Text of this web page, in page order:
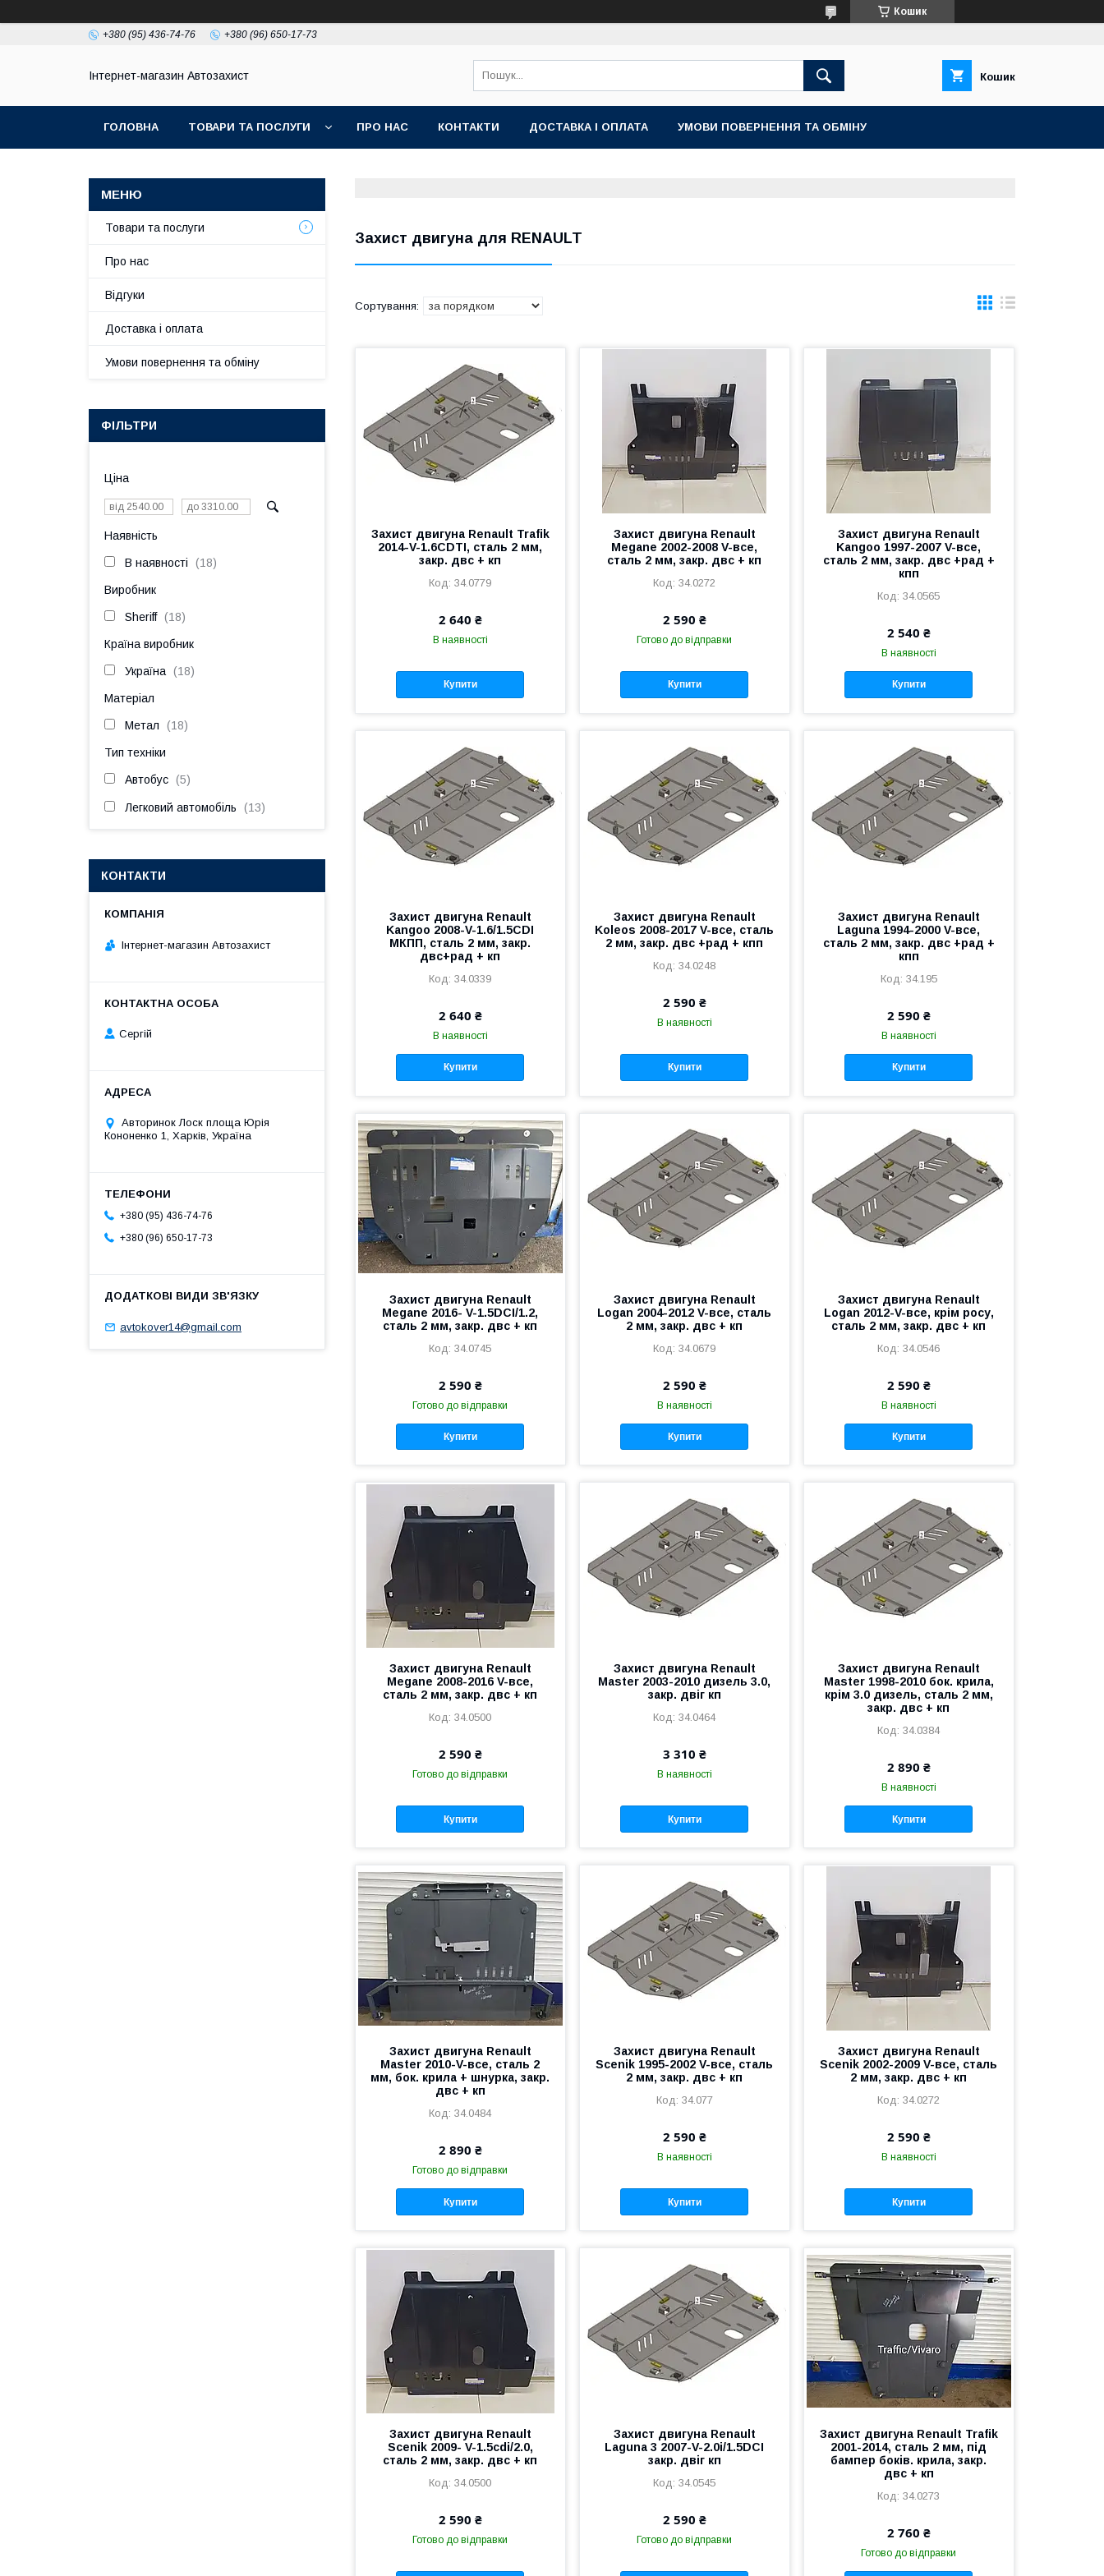
Кошик
+380 (95) 436-74-76 +380 (96) 650-17-73
Інтернет-магазин Автозахист Кошик
ГОЛОВНА ТОВАРИ ТА ПОСЛУГИ ПРО НАС КОНТАКТИ ДОСТАВКА І ОПЛАТА УМОВИ ПОВЕРНЕННЯ ТА ОБМІНУ
Захист двигуна для RENAULT
Захист двигуна Renault Trafik
2014-V-1.6CDTI, сталь 2 мм,
закр. двс + кп
34.0779
2 640 ₴
В наявності
Купити
Захист двигуна Renault
Megane 2002-2008 V-все,
сталь 2 мм, закр. двс + кп
34.0272
2 590 ₴
Готово до відправки
Купити
Захист двигуна Renault
Kangoo 1997-2007 V-все,
сталь 2 мм, закр. двс +рад +
кпп
34.0565
2 540 ₴
В наявності
Купити
Захист двигуна Renault
Kangoo 2008-V-1.6/1.5CDI
МКПП, сталь 2 мм, закр.
двс+рад + кп
34.0339
2 640 ₴
В наявності
Купити
Захист двигуна Renault
Koleos 2008-2017 V-все, сталь
2 мм, закр. двс +рад + кпп
34.0248
2 590 ₴
В наявності
Купити
Захист двигуна Renault
Laguna 1994-2000 V-все,
сталь 2 мм, закр. двс +рад +
кпп
34.195
2 590 ₴
В наявності
Купити
Захист двигуна Renault
Megane 2016- V-1.5DCI/1.2,
сталь 2 мм, закр. двс + кп
34.0745
2 590 ₴
Готово до відправки
Купити
Захист двигуна Renault
Logan 2004-2012 V-все, сталь
2 мм, закр. двс + кп
34.0679
2 590 ₴
В наявності
Купити
Захист двигуна Renault
Logan 2012-V-все, крім росу,
сталь 2 мм, закр. двс + кп
34.0546
2 590 ₴
В наявності
Купити
Захист двигуна Renault
Megane 2008-2016 V-все,
сталь 2 мм, закр. двс + кп
34.0500
2 590 ₴
Готово до відправки
Купити
Захист двигуна Renault
Master 2003-2010 дизель 3.0,
закр. двіг кп
34.0464
3 310 ₴
В наявності
Купити
Захист двигуна Renault
Master 1998-2010 бок. крила,
крім 3.0 дизель, сталь 2 мм,
закр. двc + кп
34.0384
2 890 ₴
В наявності
Купити
Захист двигуна Renault
Master 2010-V-все, сталь 2
мм, бок. крила + шнурка, закр.
двс + кп
34.0484
2 890 ₴
Готово до відправки
Купити
Захист двигуна Renault
Scenik 1995-2002 V-все, сталь
2 мм, закр. двс + кп
34.077
2 590 ₴
В наявності
Купити
Захист двигуна Renault
Scenik 2002-2009 V-все, сталь
2 мм, закр. двс + кп
34.0272
2 590 ₴
В наявності
Купити
Захист двигуна Renault
Scenik 2009- V-1.5cdi/2.0,
сталь 2 мм, закр. двс + кп
34.0500
2 590 ₴
Готово до відправки
Захист двигуна Renault
Laguna 3 2007-V-2.0i/1.5DCI
закр. двіг кп
34.0545
2 590 ₴
Готово до відправки
Захист двигуна Renault Trafik
2001-2014, сталь 2 мм, під
бампер боків. крила, закр.
двс + кп
34.0273
2 760 ₴
Готово до відправки
Товари та послуги
Про нас
Відгуки
Доставка і оплата
Умови повернення та обміну
ФІЛЬТРИ
Ціна
Наявність
В наявності 18
Виробник
Sheriff 18
Країна виробник
Україна 18
Матеріал
Метал 18
Тип техніки
Автобус 5
Легковий автомобіль 13
КОНТАКТИ
Інтернет-магазин Автозахист
Сергій
Авторинок Лоск площа Юрія
Кононенко 1, Харків, Україна
+380 (95) 436-74-76
+380 (96) 650-17-73
avtokover14@gmail.com